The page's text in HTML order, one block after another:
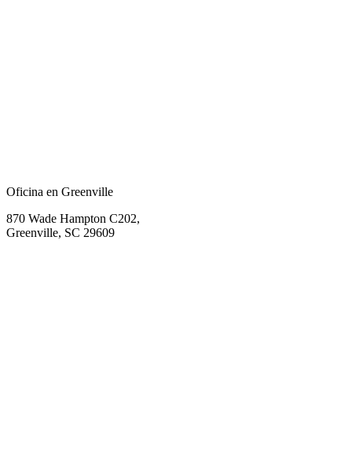
Oficina en Greenville
870 Wade Hampton C202,
Greenville, SC 29609